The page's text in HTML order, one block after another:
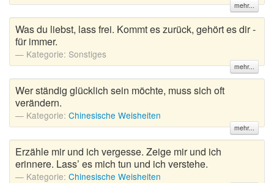
mehr...
Was du liebst, lass frei. Kommt es zurück, gehört es dir -
für immer.
Kategorie: Sonstiges
mehr...
Wer ständig glücklich sein möchte, muss sich oft
verändern.
Kategorie: Chinesische Weisheiten
mehr...
Erzähle mir und ich vergesse. Zeige mir und ich
erinnere. Lass’ es mich tun und ich verstehe.
Kategorie: Chinesische Weisheiten